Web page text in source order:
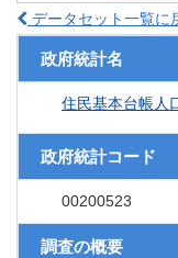
データセット一覧に
政府統計名
住民基本台帳人
政府統計コード
00200523
調査の概要